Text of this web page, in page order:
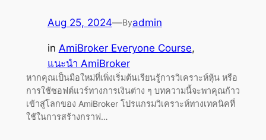
Aug 25, 2024—Byadmin
in AmiBroker Everyone Course
แนะนำ AmiBroker
หากคุณเป็นมือใหม่ที่เพิ่งเริ่มต้นเรียนรู้การวิเคราะห์หุ้น หรือ
การใช้ซอฟต์แวร์ทางการเงินต่าง ๆ บทความนี้จะพาคุณก้าว
เข้าสู่โลกของ AmiBroker โปรแกรมวิเคราะห์ทางเทคนิคที่
ใช้ในการสร้างกราฟ…